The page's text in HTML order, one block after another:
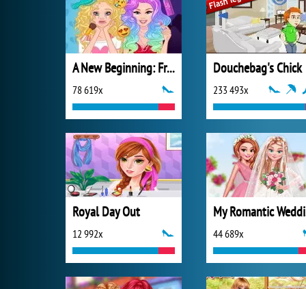
A New Beginning: From Sad To Fab
78 619x
Douchebag's Chick
233 493x
Royal Day Out
12 992x 44 689x